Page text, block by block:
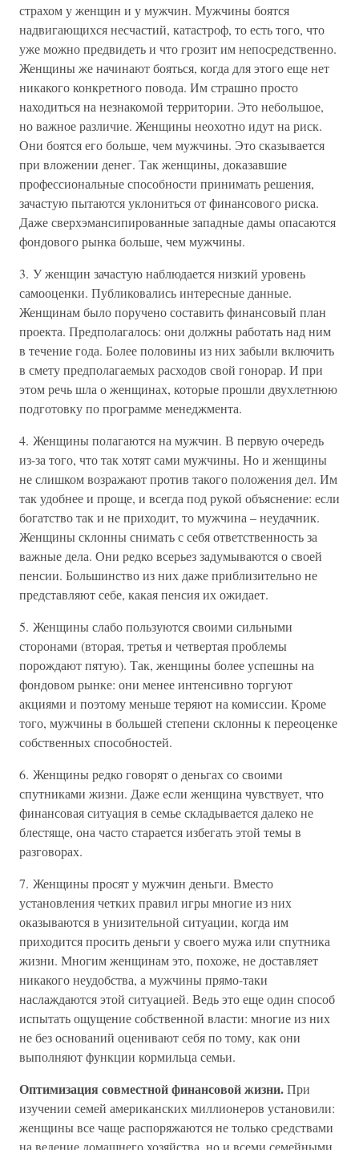
страхом у женщин и у мужчин. Мужчины боятся
надвигающихся несчастий, катастроф, то есть того, что
уже можно предвидеть и что грозит им непосредственно.
Женщины же начинают бояться, когда для этого еще нет
никакого конкретного повода. Им страшно просто
находиться на незнакомой территории. Это небольшое,
но важное различие. Женщины неохотно идут на риск.
Они боятся его больше, чем мужчины. Это сказывается
при вложении денег. Так женщины, доказавшие
профессиональные способности принимать решения,
зачастую пытаются уклониться от финансового риска.
Даже сверхэмансипированные западные дамы опасаются
фондового рынка больше, чем мужчины.
3. У женщин зачастую наблюдается низкий уровень
самооценки. Публиковались интересные данные.
Женщинам было поручено составить финансовый план
проекта. Предполагалось: они должны работать над ним
в течение года. Более половины из них забыли включить
в смету предполагаемых расходов свой гонорар. И при
этом речь шла о женщинах, которые прошли двухлетнюю
подготовку по программе менеджмента.
4. Женщины полагаются на мужчин. В первую очередь
из-за того, что так хотят сами мужчины. Но и женщины
не слишком возражают против такого положения дел. Им
так удобнее и проще, и всегда под рукой объяснение: если
богатство так и не приходит, то мужчина – неудачник.
Женщины склонны снимать с себя ответственность за
важные дела. Они редко всерьез задумываются о своей
пенсии. Большинство из них даже приблизительно не
представляют себе, какая пенсия их ожидает.
5. Женщины слабо пользуются своими сильными
сторонами (вторая, третья и четвертая проблемы
порождают пятую). Так, женщины более успешны на
фондовом рынке: они менее интенсивно торгуют
акциями и поэтому меньше теряют на комиссии. Кроме
того, мужчины в большей степени склонны к переоценке
собственных способностей.
6. Женщины редко говорят о деньгах со своими
спутниками жизни. Даже если женщина чувствует, что
финансовая ситуация в семье складывается далеко не
блестяще, она часто старается избегать этой темы в
разговорах.
7. Женщины просят у мужчин деньги. Вместо
установления четких правил игры многие из них
оказываются в унизительной ситуации, когда им
приходится просить деньги у своего мужа или спутника
жизни. Многим женщинам это, похоже, не доставляет
никакого неудобства, а мужчины прямо-таки
наслаждаются этой ситуацией. Ведь это еще один способ
испытать ощущение собственной власти: многие из них
не без оснований оценивают себя по тому, как они
выполняют функции кормильца семьи.
Оптимизация совместной финансовой жизни.При
изучении семей американских миллионеров установили:
женщины все чаще распоряжаются не только средствами
на ведение домашнего хозяйства, но и всеми семейными